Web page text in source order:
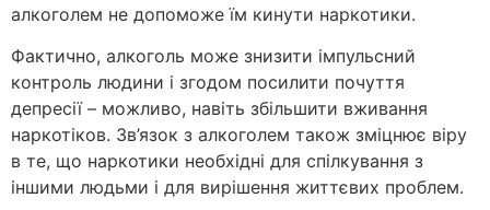
алкоголем не допоможе їм кинути наркотики.
Фактично, алкоголь може знизити імпульсний
контроль людини і згодом посилити почуття
депресії – можливо, навіть збільшити вживання
наркотіков. Зв’язок з алкоголем також зміцнює віру
в те, що наркотики необхідні для спілкування з
іншими людьми і для вирішення життєвих проблем.